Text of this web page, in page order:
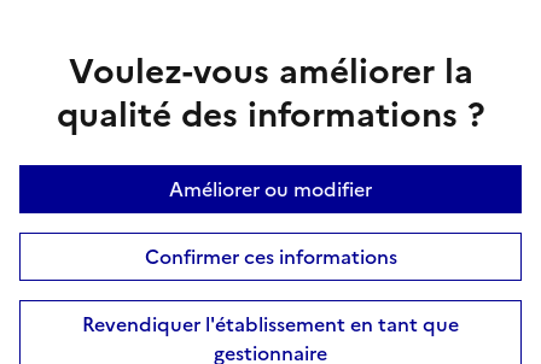
Voulez-vous améliorer la
qualité des informations ?
Améliorer ou modifier
Confirmer ces informations
Revendiquer l'établissement en tant que
gestionnaire